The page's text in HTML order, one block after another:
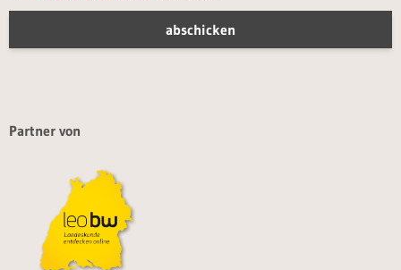
Partner von